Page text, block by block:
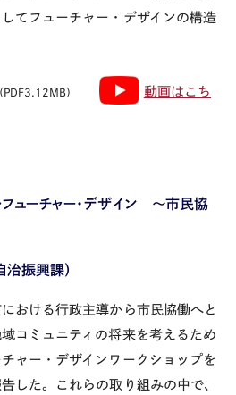
てフューチャー・デザインの構造
PDF3.12MB）
動画はこち
ューチャー・デザイン ～市民協
振興課）
おける行政主導から市民協働へと
コミュニティの将来を考えるため
ャー・デザインワークショップを
した。これらの取り組みの中で、